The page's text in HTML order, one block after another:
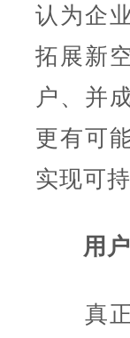
认为企
拓展新
户、并
更有可
实现可
用
真正